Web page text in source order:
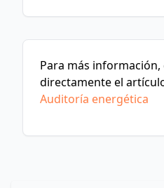
Para más información,
directamente el
Auditoría energética